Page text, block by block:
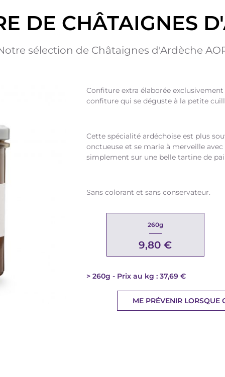
DE CHÂTAIGNES
sélection de Châtaignes d'Ardèche
Confiture extra élaborée exclusivement
confiture qui se déguste à la petite
Cette spécialité ardéchoise est plus
onctueuse et se marie à merveille
simplement sur une belle tartine de
Sans colorant et sans conservateur.
260g
9,80 €
260g Prix au kg : 37,69 €
ME PRÉVENIR LORSQUE